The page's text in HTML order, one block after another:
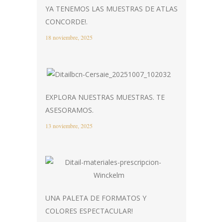
YA TENEMOS LAS MUESTRAS DE ATLAS
CONCORDE!.
18 noviembre, 2025
EXPLORA NUESTRAS MUESTRAS. TE
ASESORAMOS.
13 noviembre, 2025
UNA PALETA DE FORMATOS Y
COLORES ESPECTACULAR!